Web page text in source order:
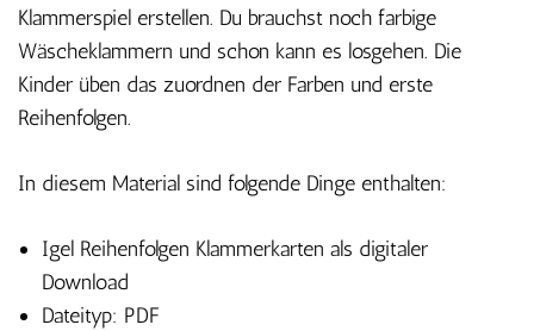
Klammerspiel erstellen. Du brauchst noch farbige
Wäscheklammern und schon kann es losgehen. Die
Kinder üben das zuordnen der Farben und erste
Reihenfolgen.
In diesem Material sind folgende Dinge enthalten:
Igel Reihenfolgen Klammerkarten als digitaler
Download
Dateityp: PDF